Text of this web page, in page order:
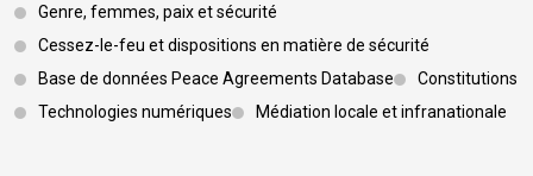
Genre, femmes, paix et sécurité
Cessez-le-feu et dispositions en matière de sécurité
Base de données Peace Agreements Database
Constitutions
Technologies numériques
Médiation locale et infranationale